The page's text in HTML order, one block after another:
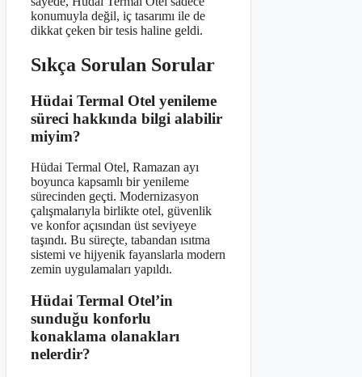
konumuyla değil, iç tasarımı ile de
dikkat çeken bir tesis haline geldi.
Sıkça Sorulan Sorular
Hüdai Termal Otel yenileme
süreci hakkında bilgi alabilir
miyim?
Hüdai Termal Otel, Ramazan ayı
boyunca kapsamlı bir yenileme
sürecinden geçti. Modernizasyon
çalışmalarıyla birlikte otel, güvenlik
ve konfor açısından üst seviyeye
taşındı. Bu süreçte, tabandan ısıtma
sistemi ve hijyenik fayanslarla modern
zemin uygulamaları yapıldı.
Hüdai Termal Otel’in
sunduğu konforlu
konaklama olanakları
nelerdir?